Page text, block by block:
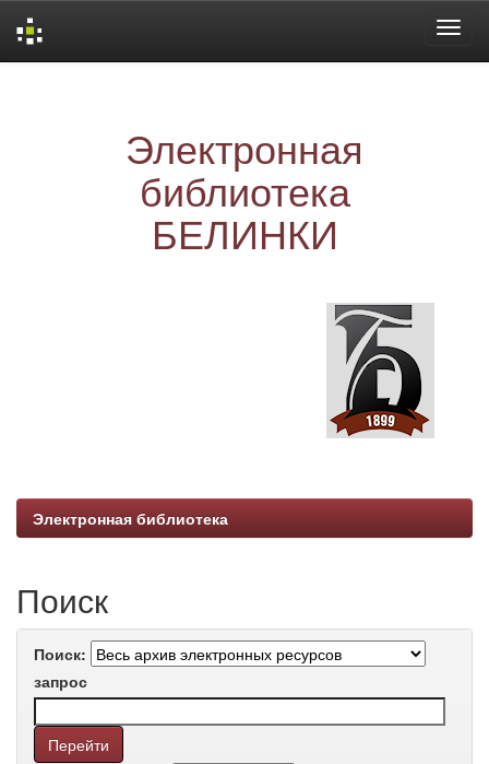
Электронная
библиотека
БЕЛИНКИ
Электронная библиотека
Поиск
Поиск:
запрос